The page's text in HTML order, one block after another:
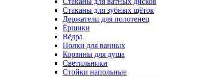
Стаканы для зубных щёток
Держатели для полотенец
Ёршики
Вёдра
Полки для ванных
Корзины для душа
Светильники
Стойки напольные